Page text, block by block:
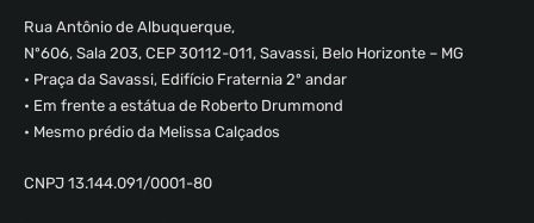
Rua Antônio de Albuquerque,
Nº606, Sala 203, CEP 30112-011, Savassi, Belo Horizonte – MG
• Praça da Savassi, Edifício Fraternia 2º andar
• Em frente a estátua de Roberto Drummond
• Mesmo prédio da Melissa Calçados
CNPJ 13.144.091/0001-80